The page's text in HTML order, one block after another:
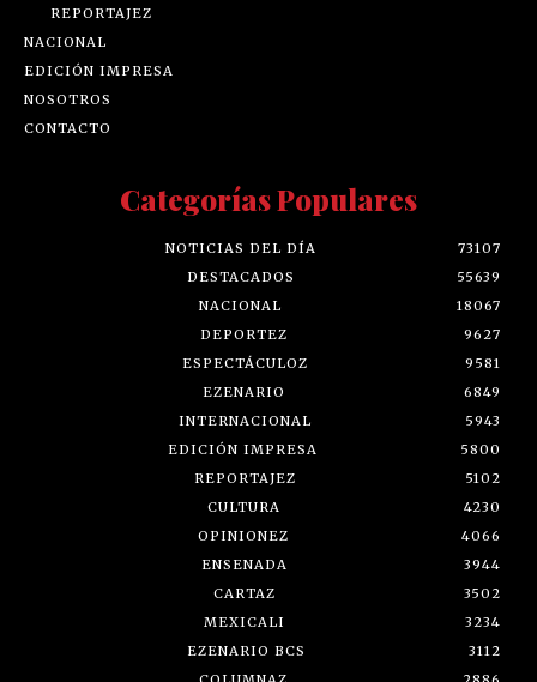
REPORTAJEZ
NACIONAL
EDICIÓN IMPRESA
NOSOTROS
CONTACTO
Categorías Populares
NOTICIAS DEL DÍA
73107
DESTACADOS
55639
NACIONAL
18067
DEPORTEZ
9627
ESPECTÁCULOZ
9581
EZENARIO
6849
INTERNACIONAL
5943
EDICIÓN IMPRESA
5800
REPORTAJEZ
5102
CULTURA
4230
OPINIONEZ
4066
ENSENADA
3944
CARTAZ
3502
MEXICALI
3234
EZENARIO BCS
3112